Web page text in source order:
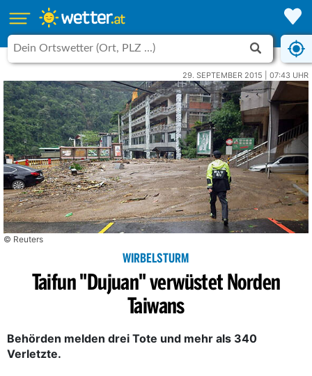
29. SEPTEMBER 2015 | 07:43 UHR
© Reuters
WIRBELSTURM
Taifun "Dujuan" verwüstet Norden
Taiwans
Behörden melden drei Tote und mehr als 340
Verletzte.